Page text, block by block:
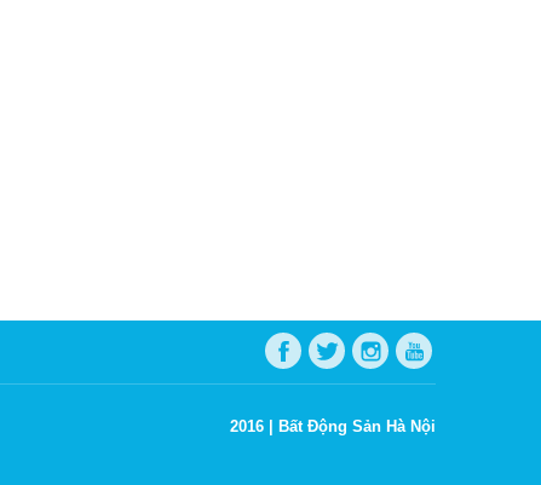
2016 | Bất Động Sản Hà Nội